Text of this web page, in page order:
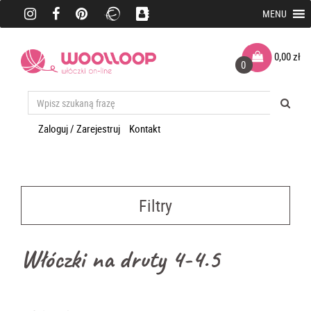
Zaloguj / Zarejestruj Kontakt
0
0,00zł
MENU
Filtry
Włóczki na druty 4-4.5